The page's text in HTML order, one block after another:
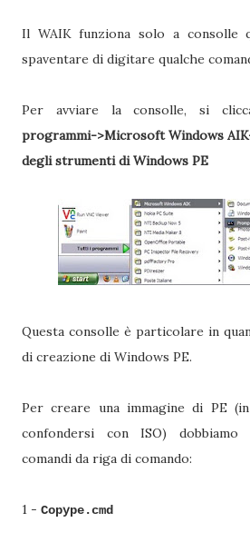
Il WAIK funziona solo a consolle
spaventare di digitare qualche
Per avviare la consolle, si
programmi->Microsoft Windows
degli strumenti di Windows PE
Questa consolle è particolare in
di creazione di Windows PE.
Per creare una immagine di PE
confondersi con ISO)
comandi da riga di comando:
1 - Copype.cmd